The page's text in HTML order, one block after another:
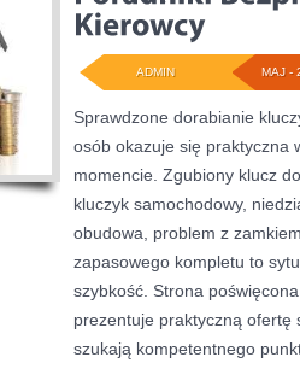
MAJ -
ADMIN
Sprawdzone dorabianie
osób okazuje się praktyczna
momencie. Zgubiony klucz
kluczyk samochodowy,
obudowa, problem z
zapasowego kompletu to
szybkość. Strona
prezentuje praktyczną ofertę
szukają kompetentnego